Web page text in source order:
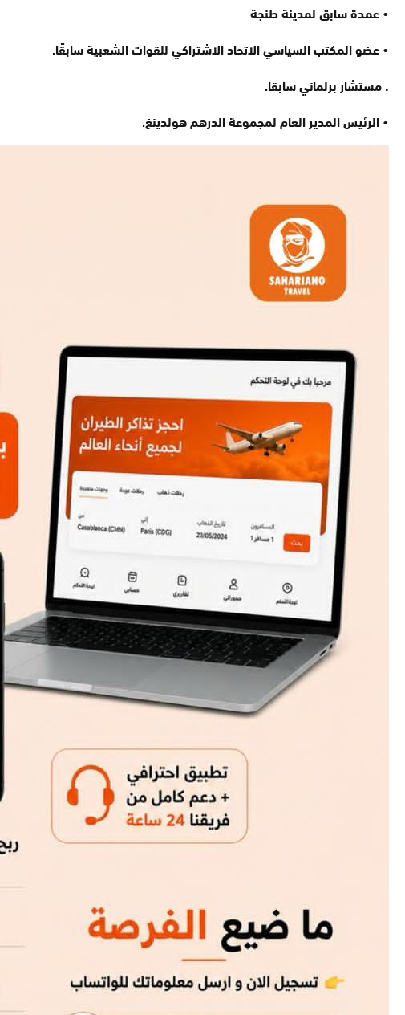
• عمدة سابق لمدينة طنجة
• عضو المكتب السياسي الاتحاد الاشتراكي للقوات الشعبية سابقًا.
.مستشار برلماني سابقا.
• الرئيس المدير العام لمجموعة الدرهم هولدينغ.